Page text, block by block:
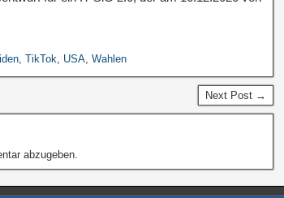
, TikTok, USA, Wahlen
Next Post →
abzugeben.